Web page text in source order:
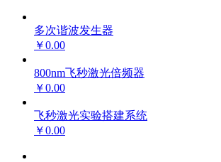
多次谐波发生器
￥0.00
800nm飞秒激光倍频器
￥0.00
飞秒激光实验搭建系统
￥0.00